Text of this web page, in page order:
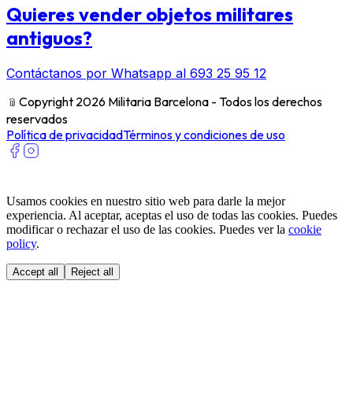
Quieres vender objetos militares
antiguos?
Contáctanos por Whatsapp al 693 25 95 12
﹫ Copyright 2026 Militaria Barcelona - Todos los derechos
reservados
Política de privacidadTérminos y condiciones de uso
Usamos cookies en nuestro sitio web para darle la mejor
experiencia. Al aceptar, aceptas el uso de todas las cookies. Puedes
modificar o rechazar el uso de las cookies. Puedes ver la cookie
policy.
Accept all Reject all